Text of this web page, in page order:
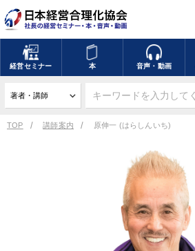
経営セミナー 本 音声・動画
TOP 講師案内 原伸一 (はらしんいち)